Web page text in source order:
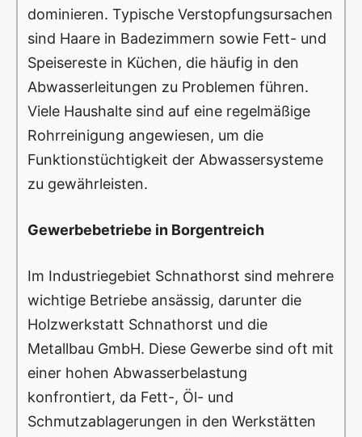
dominieren. Typische Verstopfungsursachen
sind Haare in Badezimmern sowie Fett- und
Speisereste in Küchen, die häufig in den
Abwasserleitungen zu Problemen führen.
Viele Haushalte sind auf eine regelmäßige
Rohrreinigung angewiesen, um die
Funktionstüchtigkeit der Abwassersysteme
zu gewährleisten.
Gewerbebetriebe in Borgentreich
Im Industriegebiet Schnathorst sind mehrere
wichtige Betriebe ansässig, darunter die
Holzwerkstatt Schnathorst und die
Metallbau GmbH. Diese Gewerbe sind oft mit
einer hohen Abwasserbelastung
konfrontiert, da Fett-, Öl- und
Schmutzablagerungen in den Werkstätten